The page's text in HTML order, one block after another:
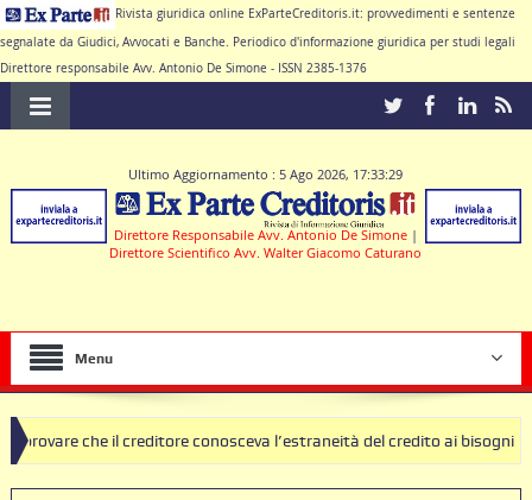
Rivista giuridica online ExParteCreditoris.it: provvedimenti e sentenze
segnalate da Giudici, Avvocati e Banche. Periodico d'informazione giuridica per studi legali
Direttore responsabile Avv. Antonio De Simone - ISSN 2385-1376
Ultimo Aggiornamento : 5 Ago 2026, 17:33:29
Direttore Responsabile Avv. Antonio De Simone |
Direttore Scientifico Avv. Walter Giacomo Caturano
Menu
il creditore conosceva l’estraneità del credito ai bisogni della
di clausole nulle deve produrre il contratto di conto corrente